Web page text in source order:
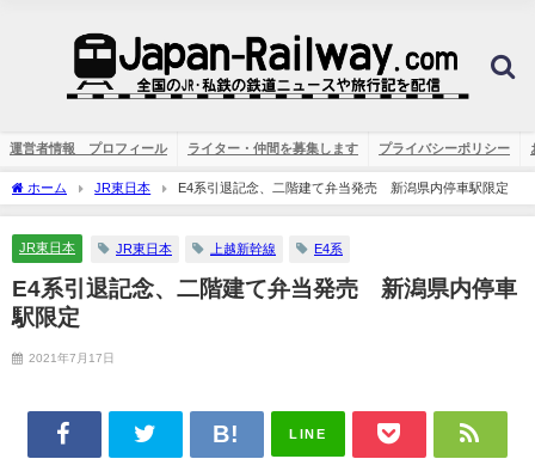
運営者情報 プロフィール ライター・仲間を募集します プライバシーポリシー
ホーム JR東日本 E4系引退記念、二階建て弁当発売 新潟県内停車駅限定
JR東日本 JR東日本 上越新幹線 E4系
E4系引退記念、二階建て弁当発売 新潟県内停車
駅限定
2021年7月17日
LINE